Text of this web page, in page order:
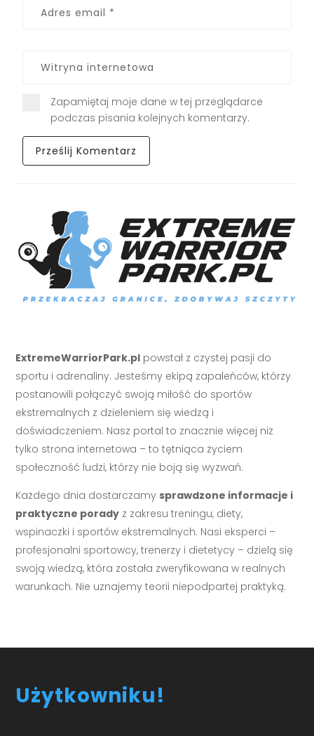
Zapamiętaj moje dane w tej przeglądarce
podczas pisania kolejnych komentarzy.
ExtremeWarriorPark.pl powstał z czystej pasji do
sportu i adrenaliny. Jesteśmy ekipą zapaleńców, którzy
postanowili połączyć swoją miłość do sportów
ekstremalnych z dzieleniem się wiedzą i
doświadczeniem. Nasz portal to znacznie więcej niż
tylko strona internetowa – to tętniąca życiem
społeczność ludzi, którzy nie boją się wyzwań.
Każdego dnia dostarczamy sprawdzone informacje i
praktyczne porady z zakresu treningu, diety,
wspinaczki i sportów ekstremalnych. Nasi eksperci –
profesjonalni sportowcy, trenerzy i dietetycy – dzielą się
swoją wiedzą, która została zweryfikowana w realnych
warunkach. Nie uznajemy teorii niepodpartej praktyką.
Użytkowniku!